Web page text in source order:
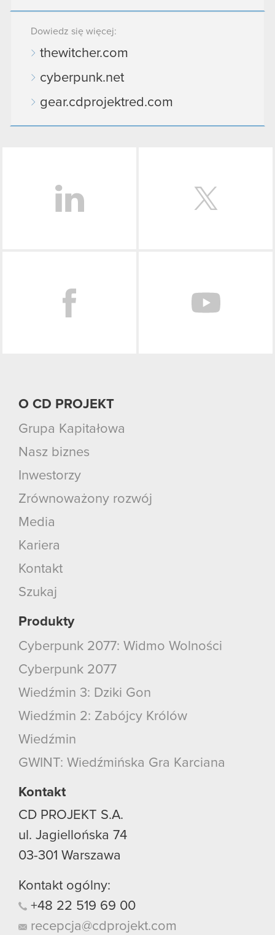
Dowiedz się więcej:
thewitcher.com
cyberpunk.net
gear.cdprojektred.com
O CD PROJEKT
Grupa Kapitałowa
Nasz biznes
Inwestorzy
Zrównoważony rozwój
Media
Kariera
Kontakt
Szukaj
Produkty
Cyberpunk 2077: Widmo Wolności
Cyberpunk 2077
Wiedźmin 3: Dziki Gon
Wiedźmin 2: Zabójcy Królów
Wiedźmin
GWINT: Wiedźmińska Gra Karciana
Kontakt
CD PROJEKT S.A.
ul. Jagiellońska 74
03-301 Warszawa
Kontakt ogólny:
+48 22 519 69 00
recepcja@cdprojekt.com